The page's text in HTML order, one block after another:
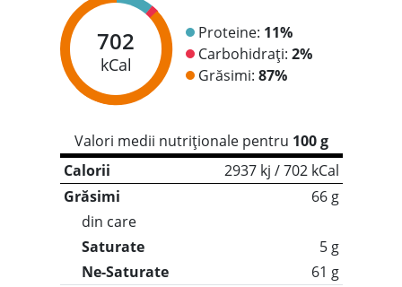
702
kCal
Proteine: 11%
Carbohidrați: 2%
Grăsimi: 87%
Valori medii nutriționale pentru 100 g
Calorii
2937 kj / 702 kCal
Grăsimi
66 g
din care
Saturate
5 g
Ne-Saturate
61 g